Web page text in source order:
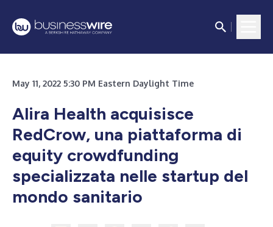
May 11, 2022 5:30 PM Eastern Daylight Time
Alira Health acquisisce
RedCrow, una piattaforma di
equity crowdfunding
specializzata nelle startup del
mondo sanitario